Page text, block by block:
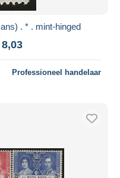
. * . mint-hinged
Professioneel handelaar